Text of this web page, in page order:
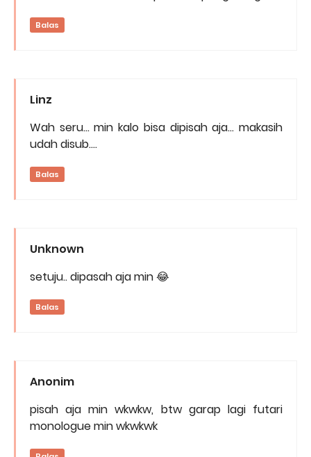
Balas
Linz
Wah seru... min kalo bisa dipisah aja... makasih
udah disub....
Balas
Unknown
setuju.. dipasah aja min 😂
Balas
Anonim
pisah aja min wkwkw, btw garap lagi futari
monologue min wkwkwk